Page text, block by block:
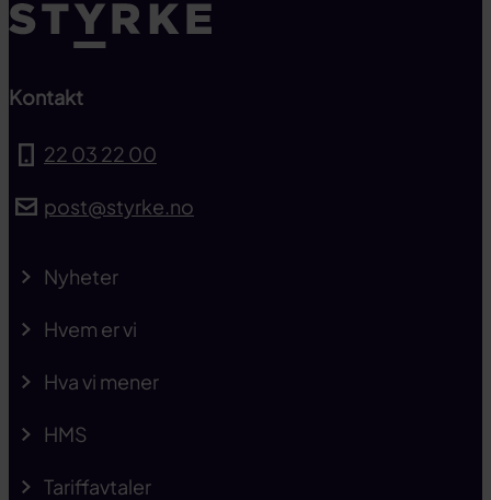
Kontakt
22 03 22 00
post@styrke.no
Nyheter
Hvem er vi
Hva vi mener
HMS
Tariffavtaler